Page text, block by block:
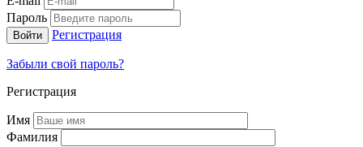
Пароль
Регистрация
Забыли свой пароль?
Регистрация
Имя
Фамилия